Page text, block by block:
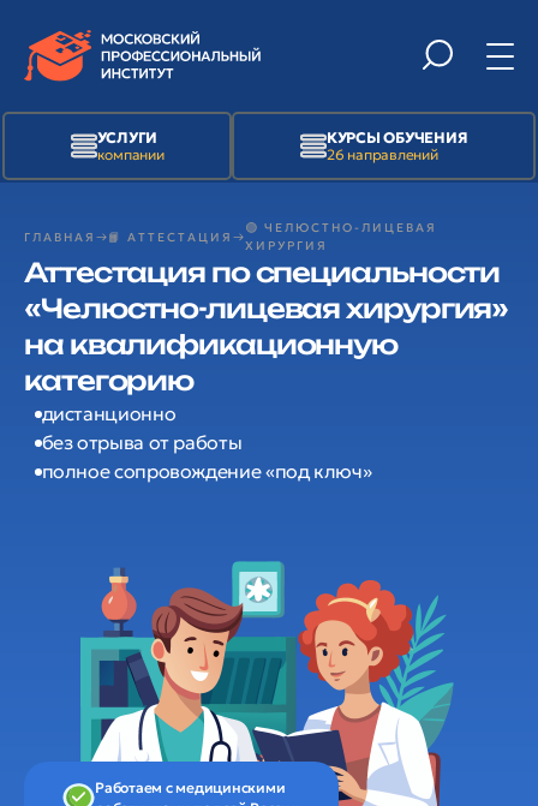
УСЛУГИ
компании
КУРСЫ ОБУЧЕНИЯ
26 направлений
ГЛАВНАЯ 📙 АТТЕСТАЦИЯ
🟢 ЧЕЛЮСТНО-ЛИЦЕВАЯ
ХИРУРГИЯ
Аттестация по специальности
«Челюстно-лицевая хирургия»
на квалификационную
категорию
дистанционно
без отрыва от работы
полное сопровождение «под ключ»
Работаем с медицинскими